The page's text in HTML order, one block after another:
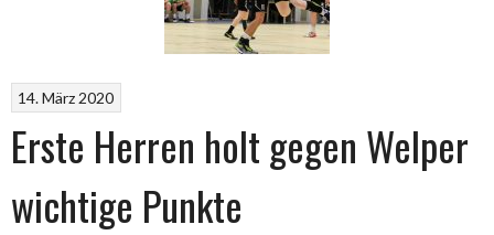
14. März 2020
Erste Herren holt gegen Welper
wichtige Punkte